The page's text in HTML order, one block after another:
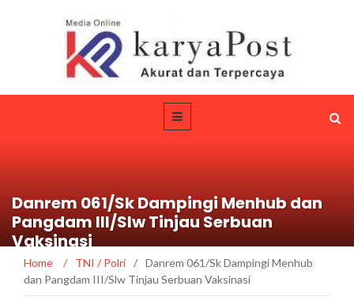
Danrem 061/Sk Dampingi Menhub dan
Pangdam III/Slw Tinjau Serbuan
Vaksinasi
Home / TNI / Polri / Danrem 061/Sk Dampingi Menhub
dan Pangdam III/Slw Tinjau Serbuan Vaksinasi